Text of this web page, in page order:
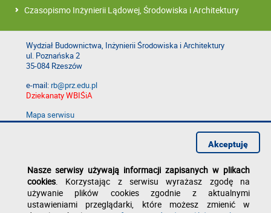
Czasopismo Inżynierii Lądowej, Środowiska i Architektury
Wydział Budownictwa, Inżynierii Środowiska i Architektury
ul. Poznańska 2
35-084 Rzeszów
e-mail:rb@prz.edu.pl
Dziekanaty WBIŚiA
Mapa serwisu
Deklaracja dostępności
Nasze serwisy używają informacji zapisanych w plikach
cookies. Korzystając z serwisu wyrażasz zgodę na
używanie plików cookies zgodnie z aktualnymi
ustawieniami przeglądarki, które możesz zmienić w
Akceptuję